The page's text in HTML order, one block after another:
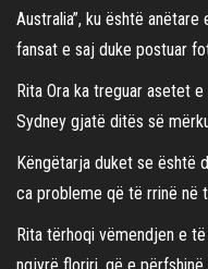
Australia”, ku është
fansat e saj duke postuar
Rita Ora ka treguar asetet
Sydney gjatë ditës së
Këngëtarja duket se është
ca probleme që të rrinë në
Rita tërhoqi vëmendjen e